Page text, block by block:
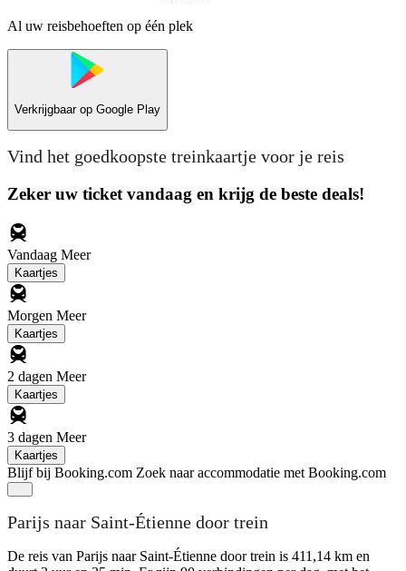
Al uw reisbehoeften op één plek
Verkrijgbaar op Google Play
Vind het goedkoopste treinkaartje voor je reis
Zeker uw ticket vandaag en krijg de beste deals!
Vandaag Meer
Kaartjes
Morgen Meer
Kaartjes
2 dagen Meer
Kaartjes
3 dagen Meer
Kaartjes
Blijf bij Booking.com Zoek naar accommodatie met Booking.com
Parijs naar Saint-Étienne door trein
De reis van Parijs naar Saint-Étienne door trein is 411,14 km en